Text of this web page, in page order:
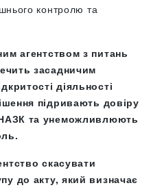
контролю та
агентством з питань
засадничим
діяльності
підривають довіру
НАЗК та унеможливлюють
скасувати
до акту, який визначає